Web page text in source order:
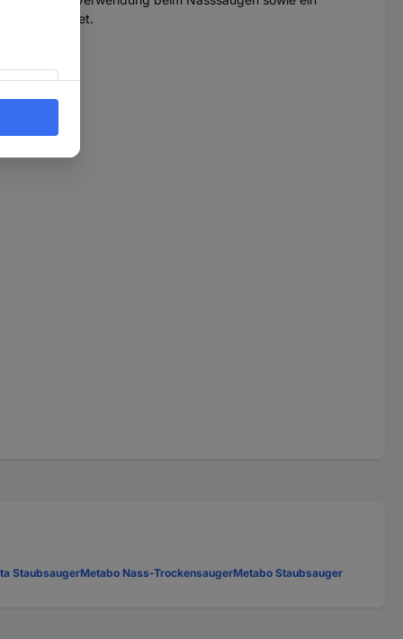
Starterset.
StaubsaugerMetabo Nass-TrockensaugerMetabo Staubsauger